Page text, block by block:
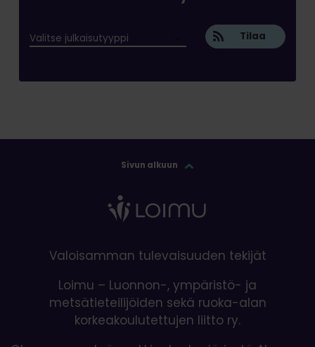
Tilaa
Sivun alkuun
Valoisamman tulevaisuuden tekijät
Loimu – Luonnon-, ympäristö- ja
metsätieteilijöiden sekä ruoka-alan
korkeakoulutettujen liitto ry.